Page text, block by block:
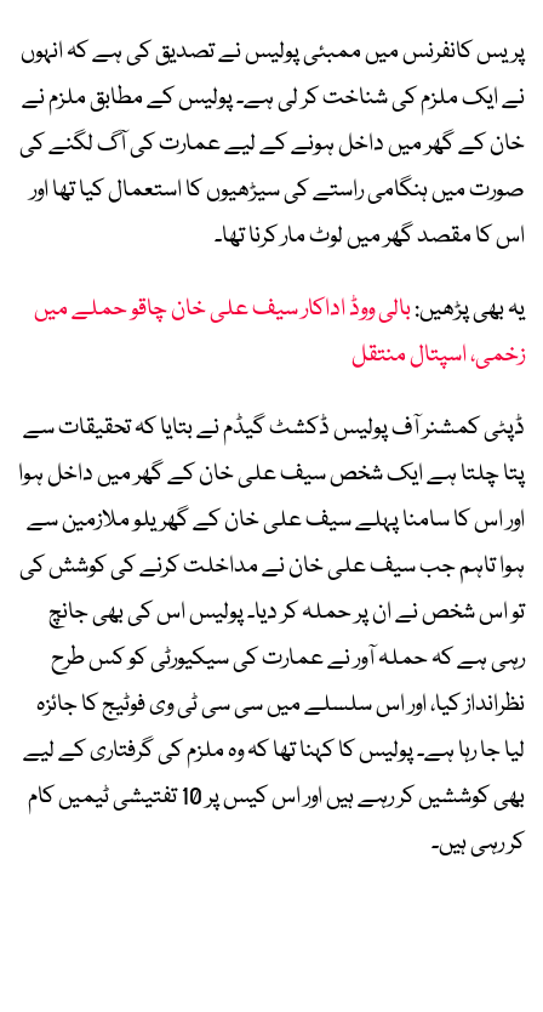
پریس کانفرنس میں ممبئی پولیس نے تصدیق کی ہے کہ انہوں
نے ایک ملزم کی شناخت کر لی ہے۔ پولیس کے مطابق ملزم نے
خان کے گھر میں داخل ہونے کے لیے عمارت کی آگ لگنے کی
صورت میں ہنگامی راستے کی سیڑھیوں کا استعمال کیا تھا اور
اس کا مقصد گھر میں لوٹ مار کرنا تھا۔
یہ بھی پڑھیں:بالی ووڈ اداکار سیف علی خان چاقو حملے میں
زخمی، اسپتال منتقل
ڈپٹی کمشنر آف پولیس ڈکشٹ گیڈم نے بتایا کہ تحقیقات سے
پتا چلتا ہے ایک شخص سیف علی خان کے گھر میں داخل ہوا
اور اس کا سامنا پہلے سیف علی خان کے گھریلو ملازمین سے
ہوا تاہم جب سیف علی خان نے مداخلت کرنے کی کوشش کی
تو اس شخص نے ان پر حملہ کر دیا۔ پولیس اس کی بھی جانچ
رہی ہے کہ حملہ آور نے عمارت کی سیکیورٹی کو کس طرح
نظرانداز کیا، اور اس سلسلے میں سی سی ٹی وی فوٹیج کا جائزہ
لیا جا رہا ہے۔ پولیس کا کہنا تھا کہ وہ ملزم کی گرفتاری کے لیے
بھی کوششیں کر رہے ہیں اور اس کیس پر 10 تفتیشی ٹیمیں کام
کر رہی ہیں۔